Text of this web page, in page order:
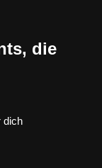
die
dich